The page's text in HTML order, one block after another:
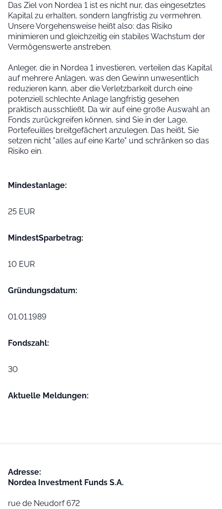
Das Ziel von Nordea 1 ist es nicht nur, das eingesetztes
Kapital zu erhalten, sondern langfristig zu vermehren.
Unsere Vorgehensweise heißt also: das Risiko
minimieren und gleichzeitig ein stabiles Wachstum der
Vermögenswerte anstreben.
Anleger, die in Nordea 1 investieren, verteilen das Kapital
auf mehrere Anlagen, was den Gewinn unwesentlich
reduzieren kann, aber die Verletzbarkeit durch eine
potenziell schlechte Anlage langfristig gesehen
praktisch ausschließt. Da wir auf eine große Auswahl an
Fonds zurückgreifen können, sind Sie in der Lage,
Portefeuilles breitgefächert anzulegen. Das heißt, Sie
setzen nicht "alles auf eine Karte" und schränken so das
Risiko ein.
Mindest­anlage:
25 EUR
Mindest­Sparbetrag:
10 EUR
Gründungs­datum:
01.01.1989
Fondszahl:
30
Aktuelle Meldungen:
Adresse:
Nordea Investment Funds S.A.
rue de Neudorf 672